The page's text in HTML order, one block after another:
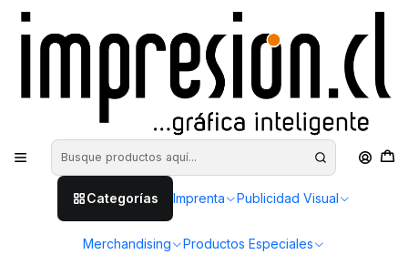
Categorías Imprenta Publicidad Visual
Merchandising Productos Especiales